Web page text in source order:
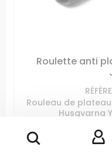
Roulette anti
Rouleau de
Husqvarna